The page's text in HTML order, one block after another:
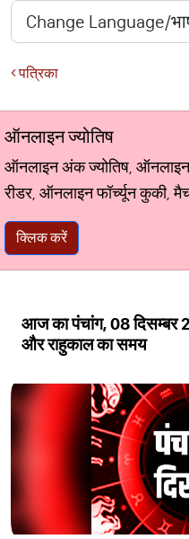
पत्रिका
ऑनलाइन ज्योतिष
ऑनलाइन अंक ज्योतिष,
रीडर, ऑनलाइन फॉर्च्यून कुकी,
क्लिक करें
आज का पंचांग, 08 दिसम्बर
और राहुकाल का समय